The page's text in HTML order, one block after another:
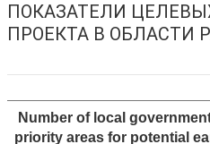
ПОКАЗАТЕЛИ
ПРОЕКТА В ОБЛАСТИ
Number of local
priority areas for potential